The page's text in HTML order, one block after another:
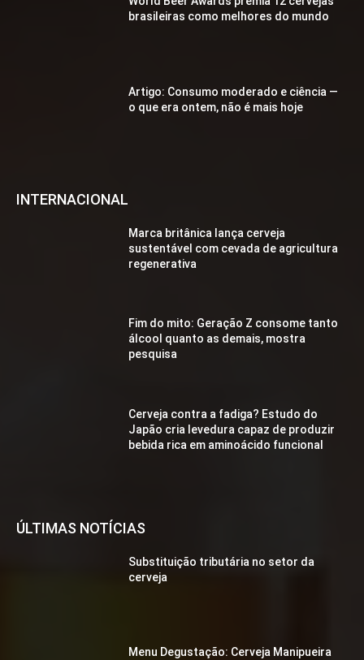
brasileiras como melhores do mundo
Artigo: Consumo moderado e ciência —
o que era ontem, não é mais hoje
INTERNACIONAL
Marca britânica lança cerveja
sustentável com cevada de agricultura
regenerativa
Fim do mito: Geração Z consome tanto
álcool quanto as demais, mostra
pesquisa
Cerveja contra a fadiga? Estudo do
Japão cria levedura capaz de produzir
bebida rica em aminoácido funcional
ÚLTIMAS NOTÍCIAS
Substituição tributária no setor da
cerveja
Menu Degustação: Cerveja Manipueira